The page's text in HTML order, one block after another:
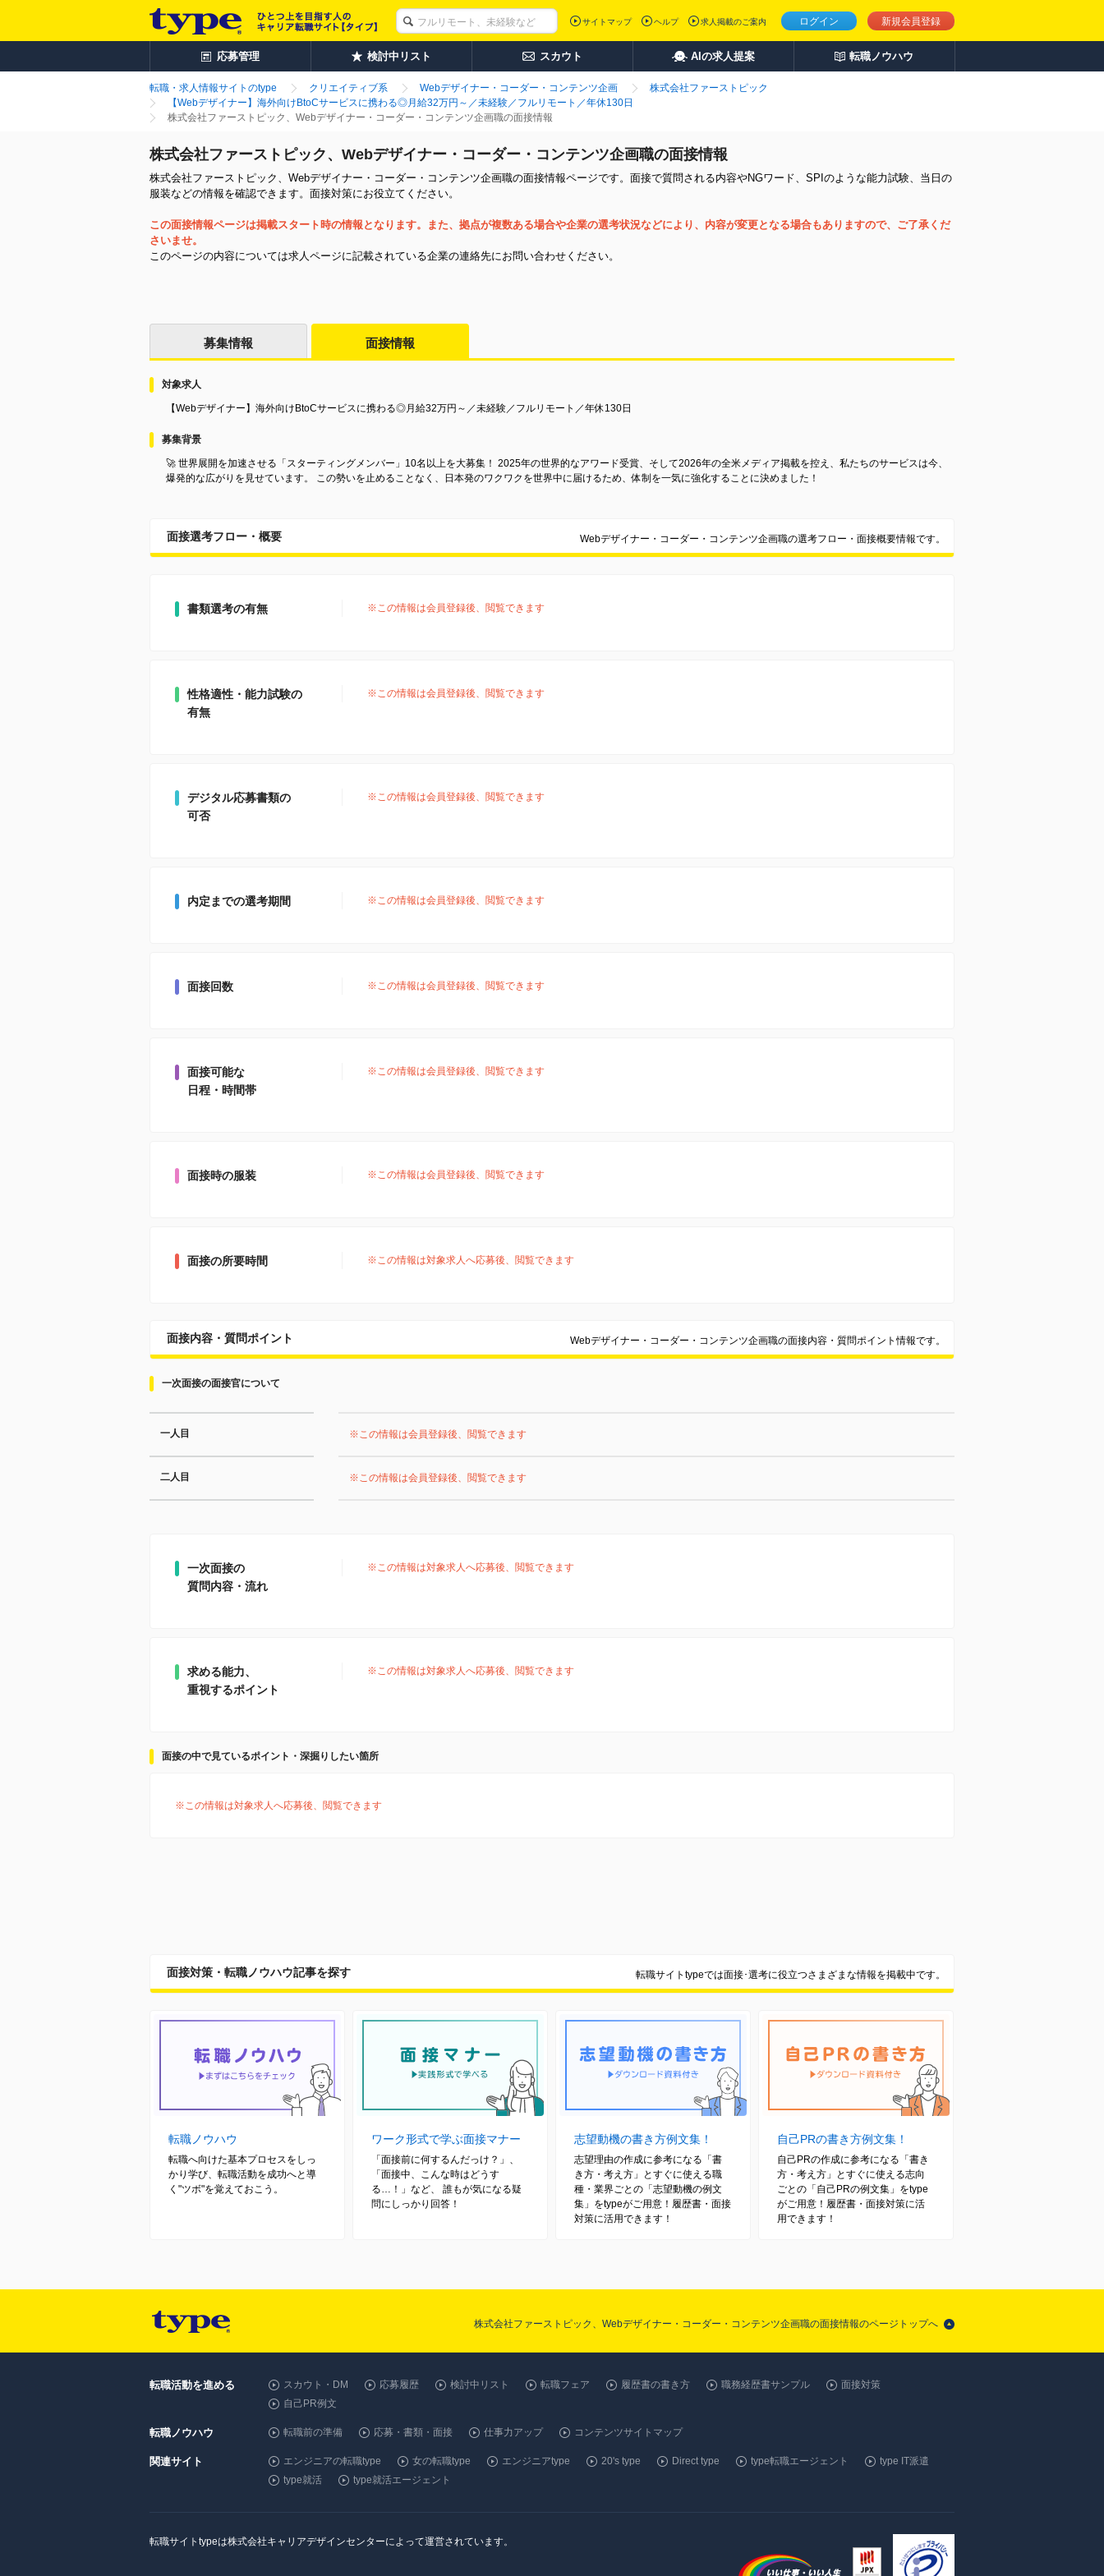
ログイン 新規会員登録
サイトマップ ヘルプ 求人掲載のご案内
応募管理 検討中リスト スカウト AIの求人提案 転職ノウハウ
転職・求人情報サイトのtype クリエイティブ系 Webデザイナー・コーダー・コンテンツ企画
株式会社ファーストピック
【Webデザイナー】海外向けBtoCサービスに携わる◎月給32万円～／未経験／フルリモート／年休130日
株式会社ファーストピック、Webデザイナー・コーダー・コンテンツ企画職の面接情報
株式会社ファーストピック、Webデザイナー・コーダー・コンテンツ企画職の面接情報
株式会社ファーストピック、Webデザイナー・コーダー・コンテンツ企画職の面接情報ページです。面接で質問される内容やNGワード、SPIのような能力試験、当日の
服装などの情報を確認できます。面接対策にお役立てください。
この面接情報ページは掲載スタート時の情報となります。また、拠点が複数ある場合や企業の選考状況などにより、内容が変更となる場合もありますので、ご了承くだ
さいませ。
このページの内容については求人ページに記載されている企業の連絡先にお問い合わせください。
募集情報 面接情報
対象求人
【Webデザイナー】海外向けBtoCサービスに携わる◎月給32万円～／未経験／フルリモート／年休130日
募集背景
🚀 世界展開を加速させる「スターティングメンバー」10名以上を大募集！ 2025年の世界的なアワード受賞、そして2026年の全米メディア掲載を控え、私たちのサービスは今、
爆発的な広がりを見せています。 この勢いを止めることなく、日本発のワクワクを世界中に届けるため、体制を一気に強化することに決めました！
面接選考フロー・概要 Webデザイナー・コーダー・コンテンツ企画職の選考フロー・面接概要情報です。
書類選考の有無 ※この情報は会員登録後、閲覧できます
性格適性・能力試験の
有無
※この情報は会員登録後、閲覧できます
デジタル応募書類の
可否
※この情報は会員登録後、閲覧できます
内定までの選考期間 ※この情報は会員登録後、閲覧できます
面接回数 ※この情報は会員登録後、閲覧できます
面接可能な
日程・時間帯
※この情報は会員登録後、閲覧できます
面接時の服装 ※この情報は会員登録後、閲覧できます
面接の所要時間 ※この情報は対象求人へ応募後、閲覧できます
面接内容・質問ポイント Webデザイナー・コーダー・コンテンツ企画職の面接内容・質問ポイント情報です。
一次面接の面接官について
一人目 ※この情報は会員登録後、閲覧できます
二人目 ※この情報は会員登録後、閲覧できます
一次面接の
質問内容・流れ
※この情報は対象求人へ応募後、閲覧できます
求める能力、
重視するポイント
※この情報は対象求人へ応募後、閲覧できます
面接の中で見ているポイント・深掘りしたい箇所
※この情報は対象求人へ応募後、閲覧できます
面接対策・転職ノウハウ記事を探す 転職サイトtypeでは面接･選考に役立つさまざまな情報を掲載中です。
転職ノウハウ
転職へ向けた基本プロセスをしっ
かり学び、転職活動を成功へと導
く"ツボ"を覚えておこう。
ワーク形式で学ぶ面接マナー
「面接前に何するんだっけ？」、
「面接中、こんな時はどうす
る…！」など、 誰もが気になる疑
問にしっかり回答！
志望動機の書き方例文集！
志望理由の作成に参考になる「書
き方・考え方」とすぐに使える職
種・業界ごとの「志望動機の例文
集」をtypeがご用意！履歴書・面接
対策に活用できます！
自己PRの書き方例文集！
自己PRの作成に参考になる「書き
方・考え方」とすぐに使える志向
ごとの「自己PRの例文集」をtype
がご用意！履歴書・面接対策に活
用できます！
株式会社ファーストピック、Webデザイナー・コーダー・コンテンツ企画職の面接情報のページトップへ
転職活動を進める スカウト・DM 応募履歴 検討中リスト 転職フェア 履歴書の書き方 職務経歴書サンプル
面接対策
自己PR例文
転職ノウハウ 転職前の準備 応募・書類・面接 仕事力アップ コンテンツサイトマップ
関連サイト エンジニアの転職type 女の転職type エンジニアtype 20's type Direct type type転職エージェント
type IT派遣
type就活
type就活エージェント
転職サイトtypeは株式会社キャリアデザインセンターによって運営されています。